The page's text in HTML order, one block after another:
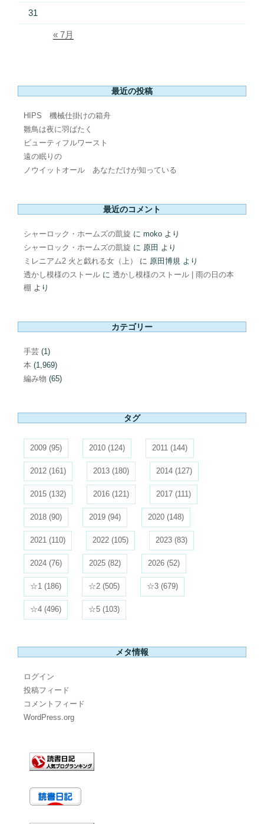
31
« 7月
最近の投稿
HIPS 機械仕掛けの箱舟
雛鳥は夜に羽ばたく
ビューティフルワースト
遠の眠りの
ノウイットオール あなただけが知っている
最近のコメント
シャーロック・ホームズの凱旋 に moko より
シャーロック・ホームズの凱旋 に 原田 より
ミレニアム2 火と戯れる女（上）
に 原田博規 より
透かし模様のストール に 透かし模様のストール | 雨の日の本
棚 より
カテゴリー
手芸 (1)
本 (1,969)
編み物 (65)
タグ
2009 (95) 2010 (124) 2011 (144)
2012 (161) 2013 (180) 2014 (127)
2015 (132) 2016 (121) 2017 (111)
2018 (90) 2019 (94) 2020 (148)
2021 (110) 2022 (105) 2023 (83)
2024 (76) 2025 (82) 2026 (52)
☆1 (186) ☆2 (505) ☆3 (679)
☆4 (496) ☆5 (103)
メタ情報
ログイン
投稿フィード
コメントフィード
WordPress.org